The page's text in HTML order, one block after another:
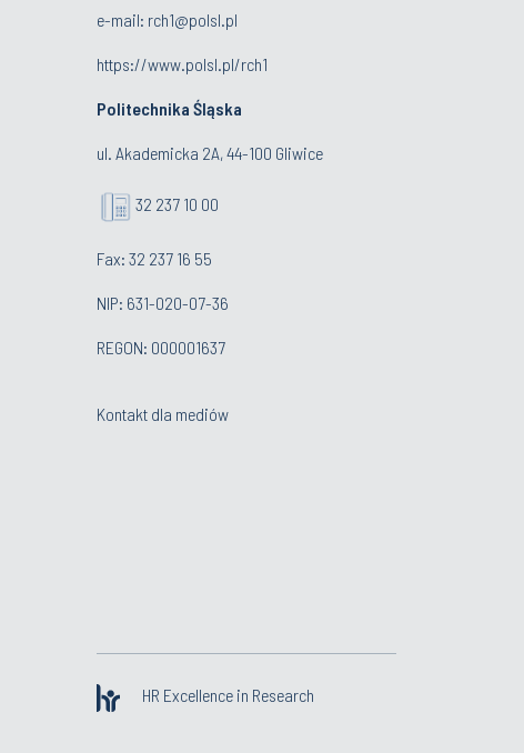
e-mail: rch1@polsl.pl
https://www.polsl.pl/rch1
Politechnika Śląska
ul. Akademicka 2A, 44-100 Gliwice
32 237 10 00
Fax: 32 237 16 55
NIP: 631-020-07-36
REGON: 000001637
Kontakt dla mediów
HR Excellence in Research